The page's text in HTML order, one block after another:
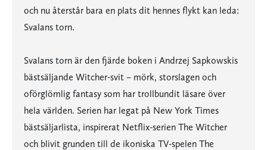
och nu återstår bara en plats dit hennes flykt kan leda:
Svalans torn.
Svalans torn är den fjärde boken i Andrzej Sapkowskis
bästsäljande Witcher-svit – mörk, storslagen och
oförglömlig fantasy som har trollbundit läsare över
hela världen. Serien har legat på New York Times
bästsäljarlista, inspirerat Netflix-serien The Witcher
och blivit grunden till de ikoniska TV-spelen The